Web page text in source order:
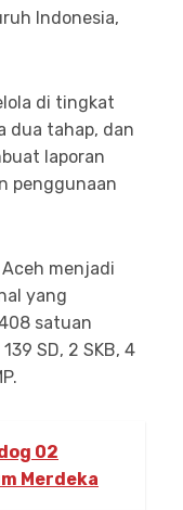
Indonesia,
di tingkat
dua tahap, dan
laporan
penggunaan
menjadi
yang
satuan
SD, 2 SKB, 4
02
Merdeka